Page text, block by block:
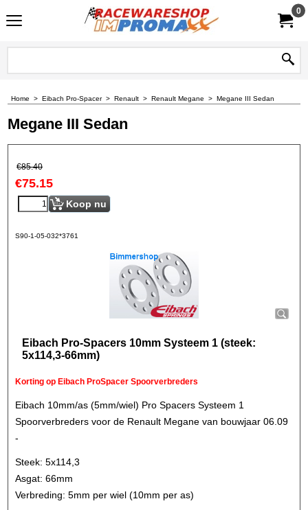
0
Home > Eibach Pro-Spacer> Renault > Renault Megane > Megane III Sedan
Megane III Sedan
€85.40
€75.15
Koop nu
S90-1-05-032*3761
Eibach Pro-Spacers 10mm Systeem 1 (steek:
5x114,3-66mm)
Korting op Eibach ProSpacer Spoorverbreders
Eibach 10mm/as (5mm/wiel) Pro Spacers Systeem 1
Spoorverbreders voor de Renault Megane van bouwjaar 06.09
-
Steek: 5x114,3
Asgat: 66mm
Verbreding: 5mm per wiel (10mm per as)